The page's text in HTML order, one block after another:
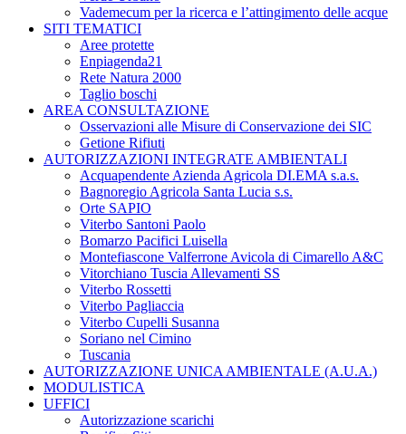
Vademecum per la ricerca e l’attingimento delle acque
SITI TEMATICI
Aree protette
Enpiagenda21
Rete Natura 2000
Taglio boschi
AREA CONSULTAZIONE
Osservazioni alle Misure di Conservazione dei SIC
Getione Rifiuti
AUTORIZZAZIONI INTEGRATE AMBIENTALI
Acquapendente Azienda Agricola DI.EMA s.a.s.
Bagnoregio Agricola Santa Lucia s.s.
Orte SAPIO
Viterbo Santoni Paolo
Bomarzo Pacifici Luisella
Montefiascone Valferrone Avicola di Cimarello A&C
Vitorchiano Tuscia Allevamenti SS
Viterbo Rossetti
Viterbo Pagliaccia
Viterbo Cupelli Susanna
Soriano nel Cimino
Tuscania
AUTORIZZAZIONE UNICA AMBIENTALE (A.U.A.)
MODULISTICA
UFFICI
Autorizzazione scarichi